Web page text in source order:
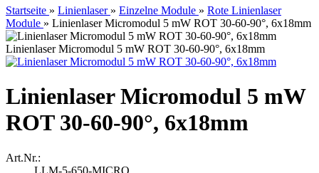
Startseite » Linienlaser » Einzelne Module » Rote Linienlaser
Module » Linienlaser Micromodul 5 mW ROT 30-60-90°, 6x18mm
Linienlaser Micromodul 5 mW ROT 30-60-90°, 6x18mm
Linienlaser Micromodul 5 mW
ROT 30-60-90°, 6x18mm
Art.Nr.:
LLM-5-650-MICRO